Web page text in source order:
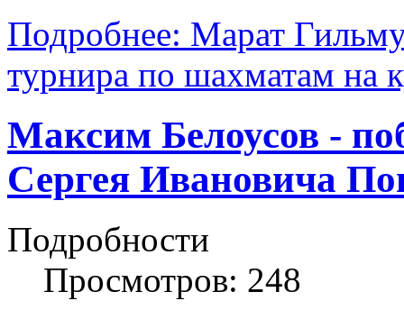
Подробнее: Марат
турнира по шахматам
Максим Белоусов -
Сергея Ивановича
Подробности
Просмотров: 248